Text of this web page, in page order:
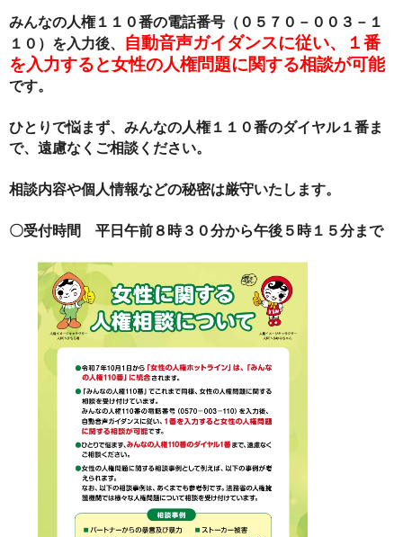
みんなの人権１１０番の電話番号（０５７０－００３－１
１０）を入力後、
自動音声ガイダンスに従い、
１番
を入力すると女性の人権問題に関する相談が可能
です。
ひとりで悩まず、みんなの人権１１０番のダイヤル１番ま
で、遠慮なくご相談ください。
相談内容や個人情報などの秘密は厳守いたします。
〇受付時間 平日午前８時３０分から午後５時１５分まで